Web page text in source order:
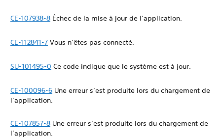
CE-107938-8 Échec de la mise à jour de l’application.
CE-112841-7 Vous n’êtes pas connecté.
SU-101495-0 Ce code indique que le système est à jour.
CE-100096-6 Une erreur s’est produite lors du chargement de
l’application.
CE-107857-8 Une erreur s’est produite lors du chargement de
l’application.